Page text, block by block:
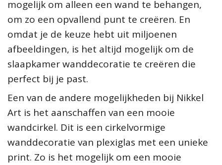
mogelijk om alleen een wand te behangen,
om zo een opvallend punt te creëren. En
omdat je de keuze hebt uit miljoenen
afbeeldingen, is het altijd mogelijk om de
slaapkamer wanddecoratie te creëren die
perfect bij je past.
Een van de andere mogelijkheden bij Nikkel
Art is het aanschaffen van een mooie
wandcirkel. Dit is een cirkelvormige
wanddecoratie van plexiglas met een unieke
print. Zo is het mogelijk om een mooie